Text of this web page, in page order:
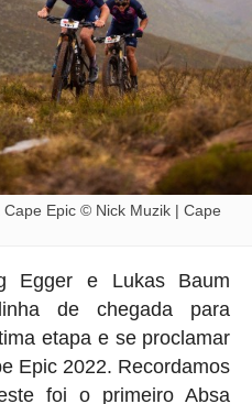
Epic © Nick Muzik | Cape
Egger e Lukas Baum
de chegada para
etapa e se proclamar
Epic 2022. Recordamos
foi o primeiro Absa